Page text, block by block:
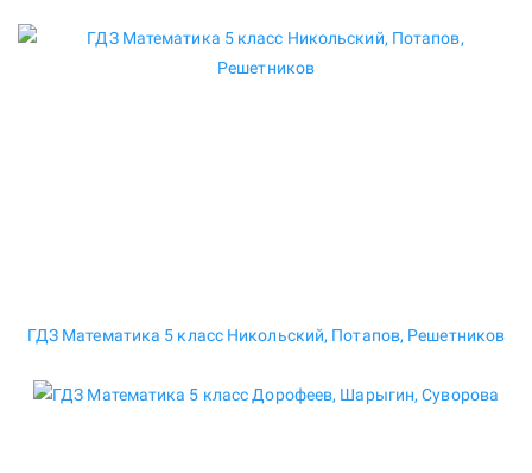
ГДЗ Математика 5 класс Никольский, Потапов, Решетников